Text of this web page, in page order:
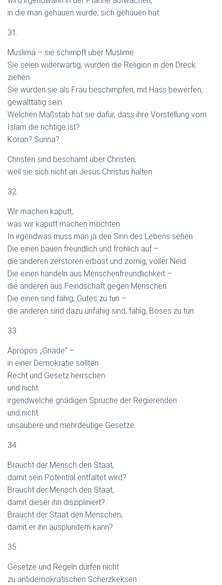
in die man gehauen wurde, sich gehauen hat.
31.
Muslima – sie schimpft über Muslime.
Sie seien widerwärtig, würden die Religion in den Dreck
ziehen.
Sie würden sie als Frau beschimpfen, mit Hass bewerfen,
gewalttätig sein.
Welchen Maßstab hat sie dafür, dass ihre Vorstellung vom
Islam die richtige ist?
Koran? Sunna?
Christen sind beschämt über Christen,
weil sie sich nicht an Jesus Christus halten.
32.
Wir machen kaputt,
was wir kaputt machen möchten.
In irgendwas muss man ja den Sinn des Lebens sehen.
Die einen bauen freundlich und fröhlich auf –
die anderen zerstören erbost und zornig, voller Neid.
Die einen handeln aus Menschenfreundlichkeit –
die anderen aus Feindschaft gegen Menschen.
Die einen sind fähig, Gutes zu tun –
die anderen sind dazu unfähig sind, fähig, Böses zu tun.
33.
Apropos „Gnade“ –
in einer Demokratie sollten
Recht und Gesetz herrschen
und nicht
irgendwelche gnädigen Sprüche der Regierenden
und nicht
unsaubere und mehrdeutige Gesetze.
34.
Braucht der Mensch den Staat,
damit sein Potential entfaltet wird?
Braucht der Mensch den Staat,
damit dieser ihn diszipliniert?
Braucht der Staat den Menschen,
damit er ihn ausplündern kann?
35.
Gesetze und Regeln dürfen nicht
zu antidemokratischen Scherzkeksen